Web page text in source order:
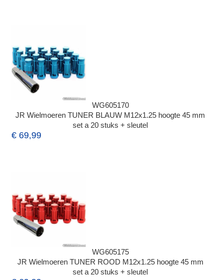
WG605170
JR Wielmoeren TUNER BLAUW M12x1.25 hoogte 45 mm
set a 20 stuks + sleutel
€ 69,99
WG605175
JR Wielmoeren TUNER ROOD M12x1.25 hoogte 45 mm
set a 20 stuks + sleutel